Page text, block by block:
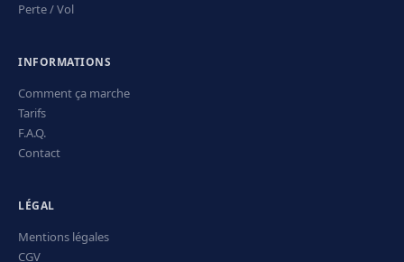
Perte / Vol
INFORMATIONS
Comment ça marche
Tarifs
F.A.Q.
Contact
LÉGAL
Mentions légales
CGV